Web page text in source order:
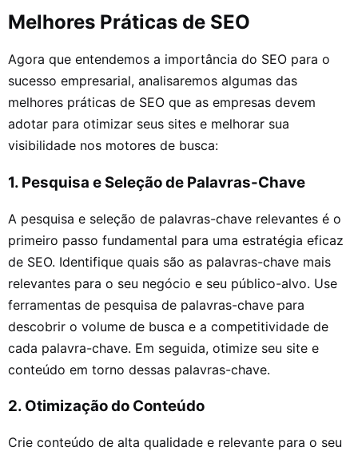
Melhores Práticas de SEO
Agora que entendemos a importância do SEO para o
sucesso empresarial, analisaremos algumas das
melhores práticas de SEO que as empresas devem
adotar para otimizar seus sites e melhorar sua
visibilidade nos motores de busca:
1. Pesquisa e Seleção de Palavras-Chave
A pesquisa e seleção de palavras-chave relevantes é o
primeiro passo fundamental para uma estratégia eficaz
de SEO. Identifique quais são as palavras-chave mais
relevantes para o seu negócio e seu público-alvo. Use
ferramentas de pesquisa de palavras-chave para
descobrir o volume de busca e a competitividade de
cada palavra-chave. Em seguida, otimize seu site e
conteúdo em torno dessas palavras-chave.
2. Otimização do Conteúdo
Crie conteúdo de alta qualidade e relevante para o seu